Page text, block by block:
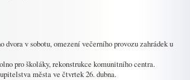
dvora v sobotu, omezení večerního provozu zahrádek u
pro školáky, rekonstrukce komunitního centra.
města ve čtvrtek 26. dubna.